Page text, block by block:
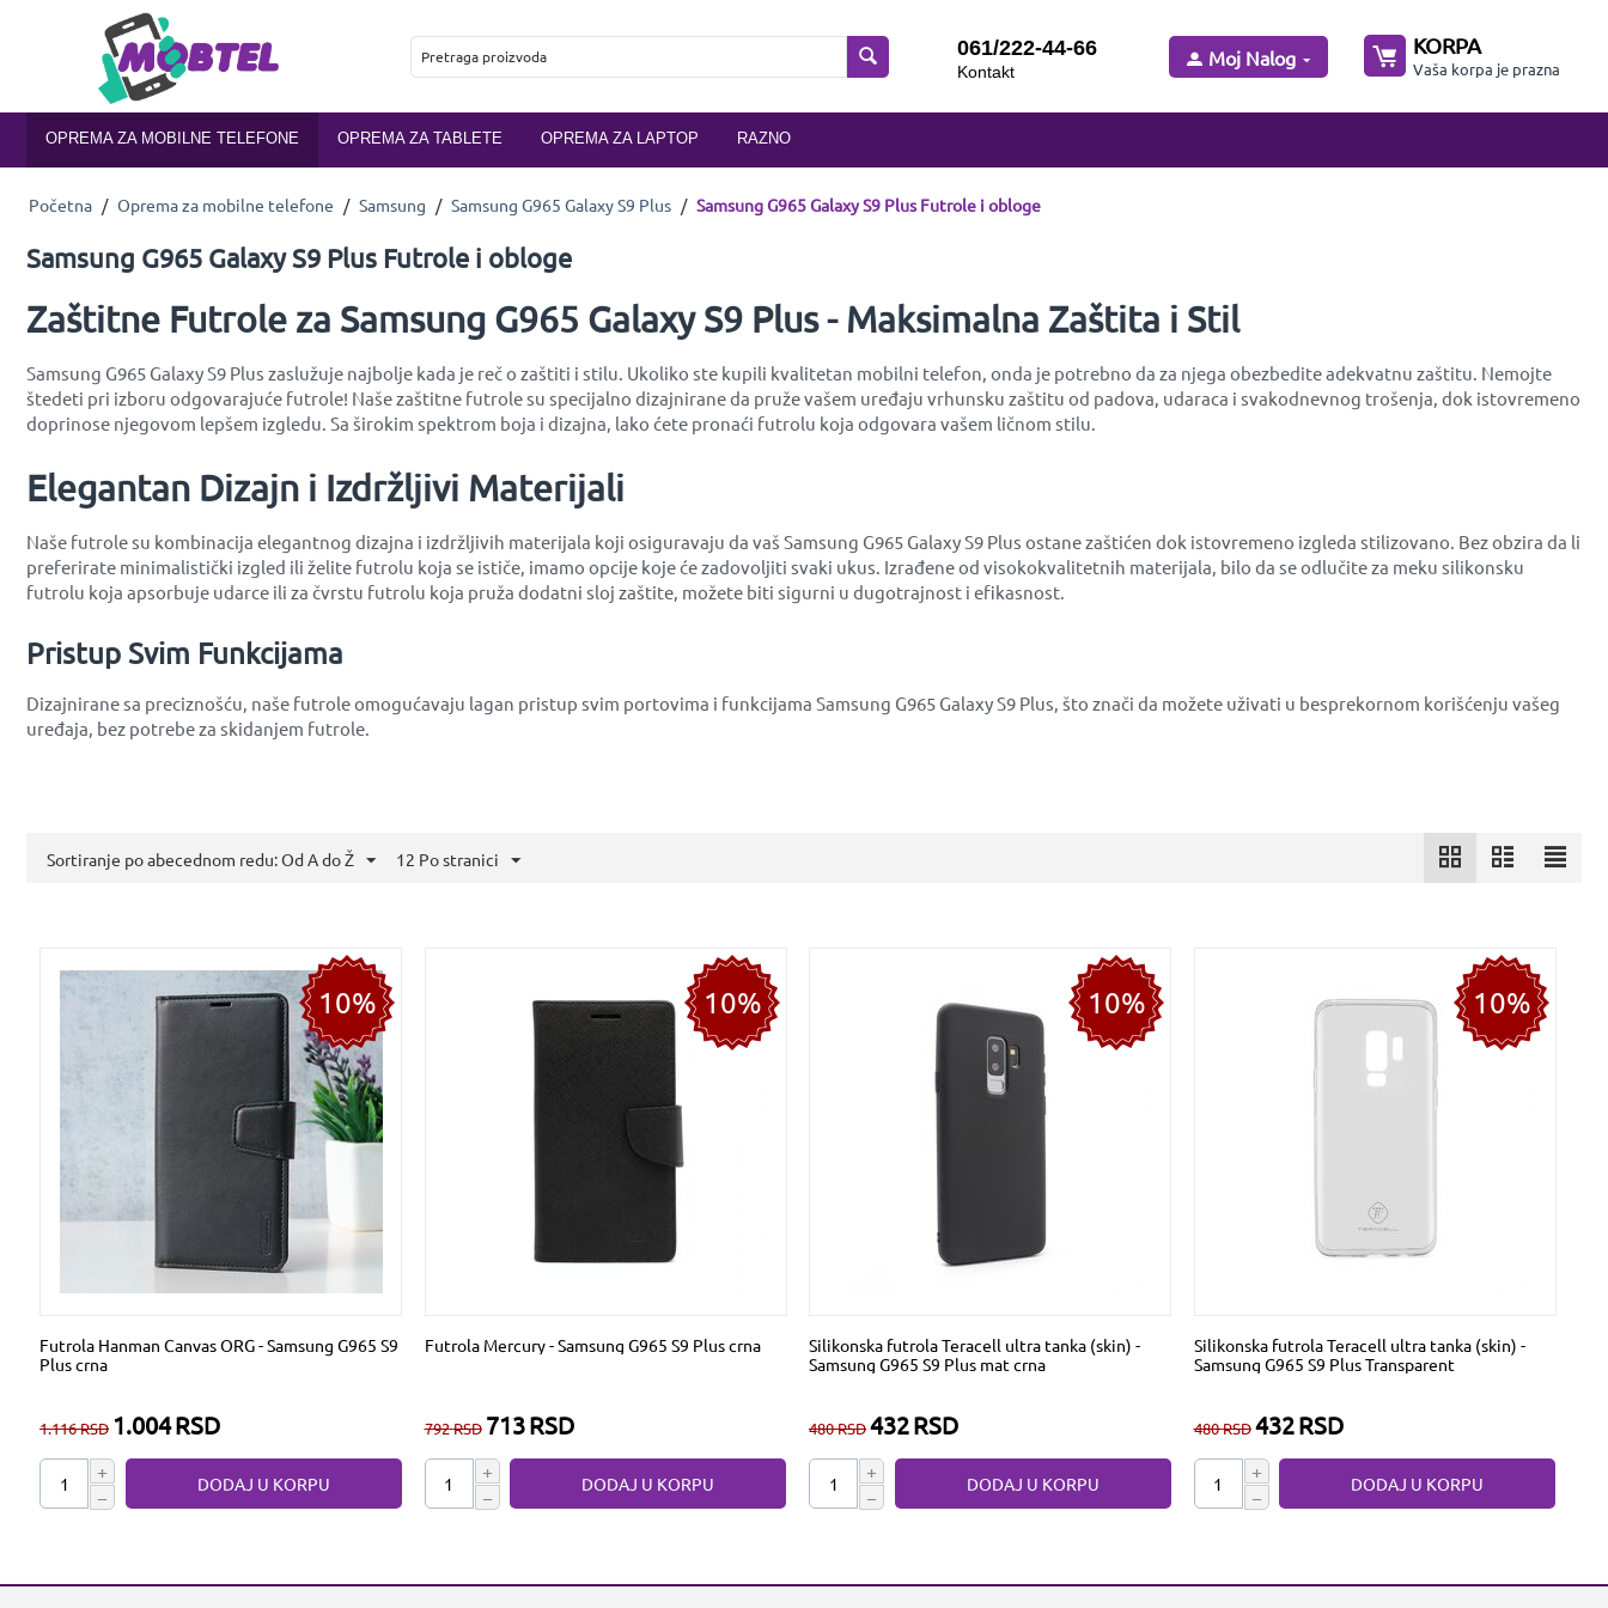
061/222-44-66
Kontakt
Moj Nalog KORPA
Vaša korpa je prazna
OPREMA ZA MOBILNE TELEFONE OPREMA ZA TABLETE OPREMA ZA LAPTOP RAZNO
Početna / Oprema za mobilne telefone / Samsung / Samsung G965 Galaxy S9 Plus / Samsung G965 Galaxy S9 Plus Futrole i obloge
Samsung G965 Galaxy S9 Plus Futrole i obloge
Zaštitne Futrole za Samsung G965 Galaxy S9 Plus - Maksimalna Zaštita i Stil
Samsung G965 Galaxy S9 Plus zaslužuje najbolje kada je reč o zaštiti i stilu. Ukoliko ste kupili kvalitetan mobilni telefon, onda je potrebno da za njega obezbedite adekvatnu zaštitu. Nemojte
štedeti pri izboru odgovarajuće futrole! Naše zaštitne futrole su specijalno dizajnirane da pruže vašem uređaju vrhunsku zaštitu od padova, udaraca i svakodnevnog trošenja, dok istovremeno
doprinose njegovom lepšem izgledu. Sa širokim spektrom boja i dizajna, lako ćete pronaći futrolu koja odgovara vašem ličnom stilu.
Elegantan Dizajn i Izdržljivi Materijali
Naše futrole su kombinacija elegantnog dizajna i izdržljivih materijala koji osiguravaju da vaš Samsung G965 Galaxy S9 Plus ostane zaštićen dok istovremeno izgleda stilizovano. Bez obzira da li
preferirate minimalistički izgled ili želite futrolu koja se ističe, imamo opcije koje će zadovoljiti svaki ukus. Izrađene od visokokvalitetnih materijala, bilo da se odlučite za meku silikonsku
futrolu koja apsorbuje udarce ili za čvrstu futrolu koja pruža dodatni sloj zaštite, možete biti sigurni u dugotrajnost i efikasnost.
Pristup Svim Funkcijama
Dizajnirane sa preciznošću, naše futrole omogućavaju lagan pristup svim portovima i funkcijama Samsung G965 Galaxy S9 Plus, što znači da možete uživati u besprekornom korišćenju vašeg
uređaja, bez potrebe za skidanjem futrole.
Sortiranje po abecednom redu: Od A do Ž 12 Po stranici
10%
Futrola Hanman Canvas ORG - Samsung G965 S9
Plus crna
1.116RSD 1.004RSD
+
−
DODAJ U KORPU
10%
Futrola Mercury - Samsung G965 S9 Plus crna
792RSD 713RSD
+
−
DODAJ U KORPU
10%
Silikonska futrola Teracell ultra tanka (skin) -
Samsung G965 S9 Plus mat crna
480RSD432RSD
+
−
DODAJ U KORPU
10%
Silikonska futrola Teracell ultra tanka (skin) -
Samsung G965 S9 Plus Transparent
480RSD 432RSD
+
−
DODAJ U KORPU